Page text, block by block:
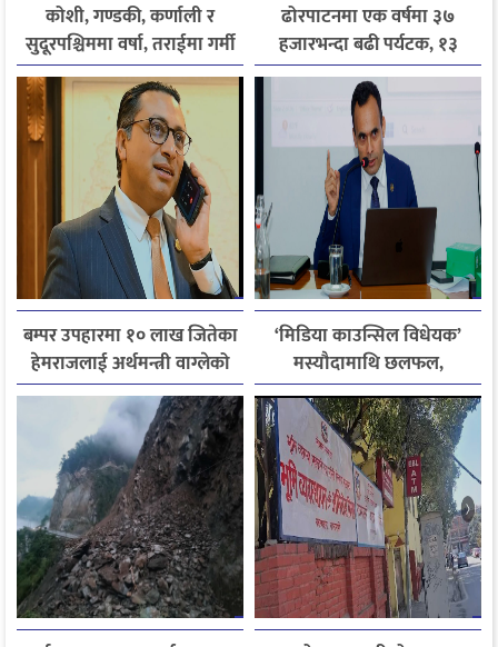
कोशी, गण्डकी, कर्णाली र
सुदूरपश्चिममा वर्षा, तराईमा गर्मी
बढ्ने अनुमान
ढोरपाटनमा एक वर्षमा ३७
हजारभन्दा बढी पर्यटक, १३
हजारले बढ्यो आगमन
बम्पर उपहारमा १० लाख जितेका
हेमराजलाई अर्थमन्त्री वाग्लेको
फोन, रुपन्देहीकी सपनाले
जितिन् एक लाख
‘मिडिया काउन्सिल विधेयक’
मस्यौदामाथि छलफल,
एआईदेखि पत्रकारको
लाइसेन्ससम्मका विषयमा
सुझाव